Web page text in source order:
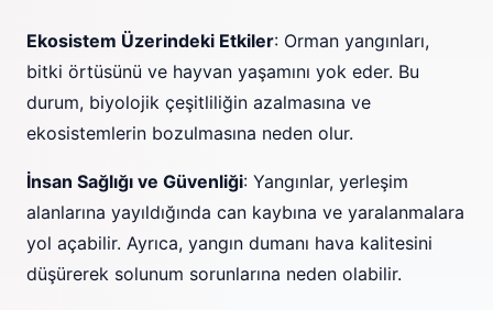
Ekosistem Üzerindeki Etkiler: Orman yangınları,
bitki örtüsünü ve hayvan yaşamını yok eder. Bu
durum, biyolojik çeşitliliğin azalmasına ve
ekosistemlerin bozulmasına neden olur.
İnsan Sağlığı ve Güvenliği: Yangınlar, yerleşim
alanlarına yayıldığında can kaybına ve yaralanmalara
yol açabilir. Ayrıca, yangın dumanı hava kalitesini
düşürerek solunum sorunlarına neden olabilir.